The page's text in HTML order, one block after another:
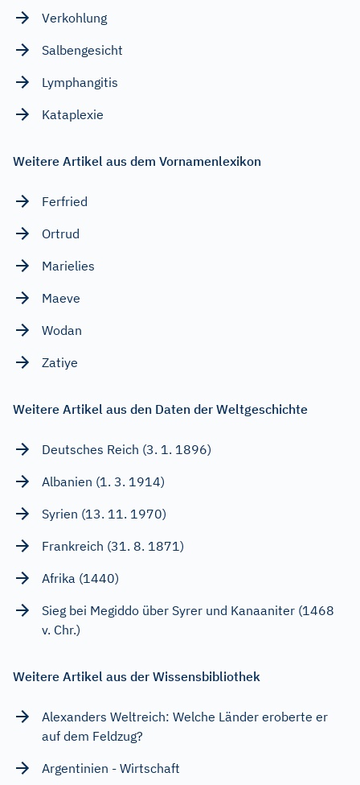
Verkohlung
Salbengesicht
Lymphangitis
Kataplexie
Weitere Artikel aus dem Vornamenlexikon
Ferfried
Ortrud
Marielies
Maeve
Wodan
Zatiye
Weitere Artikel aus den Daten der Weltgeschichte
Deutsches Reich (3. 1. 1896)
Albanien (1. 3. 1914)
Syrien (13. 11. 1970)
Frankreich (31. 8. 1871)
Afrika (1440)
Sieg bei Megiddo über Syrer und Kanaaniter (1468
v. Chr.)
Weitere Artikel aus der Wissensbibliothek
Alexanders Weltreich: Welche Länder eroberte er
auf dem Feldzug?
Argentinien - Wirtschaft